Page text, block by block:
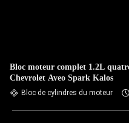
Bloc moteur complet 1.2L
Chevrolet Aveo Spark Kalos
Bloc de cylindres du moteur